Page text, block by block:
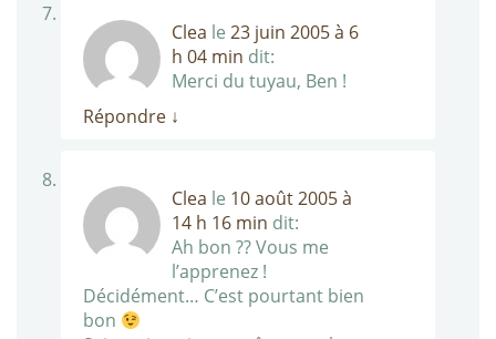
Clea le 23 juin 2005 à 6
h 04 min dit:
Merci du tuyau, Ben !
Répondre ↓
Clea le 10 août 2005 à
14 h 16 min dit:
Ah bon ?? Vous me
l’apprenez !
Décidément… C’est pourtant bien
bon